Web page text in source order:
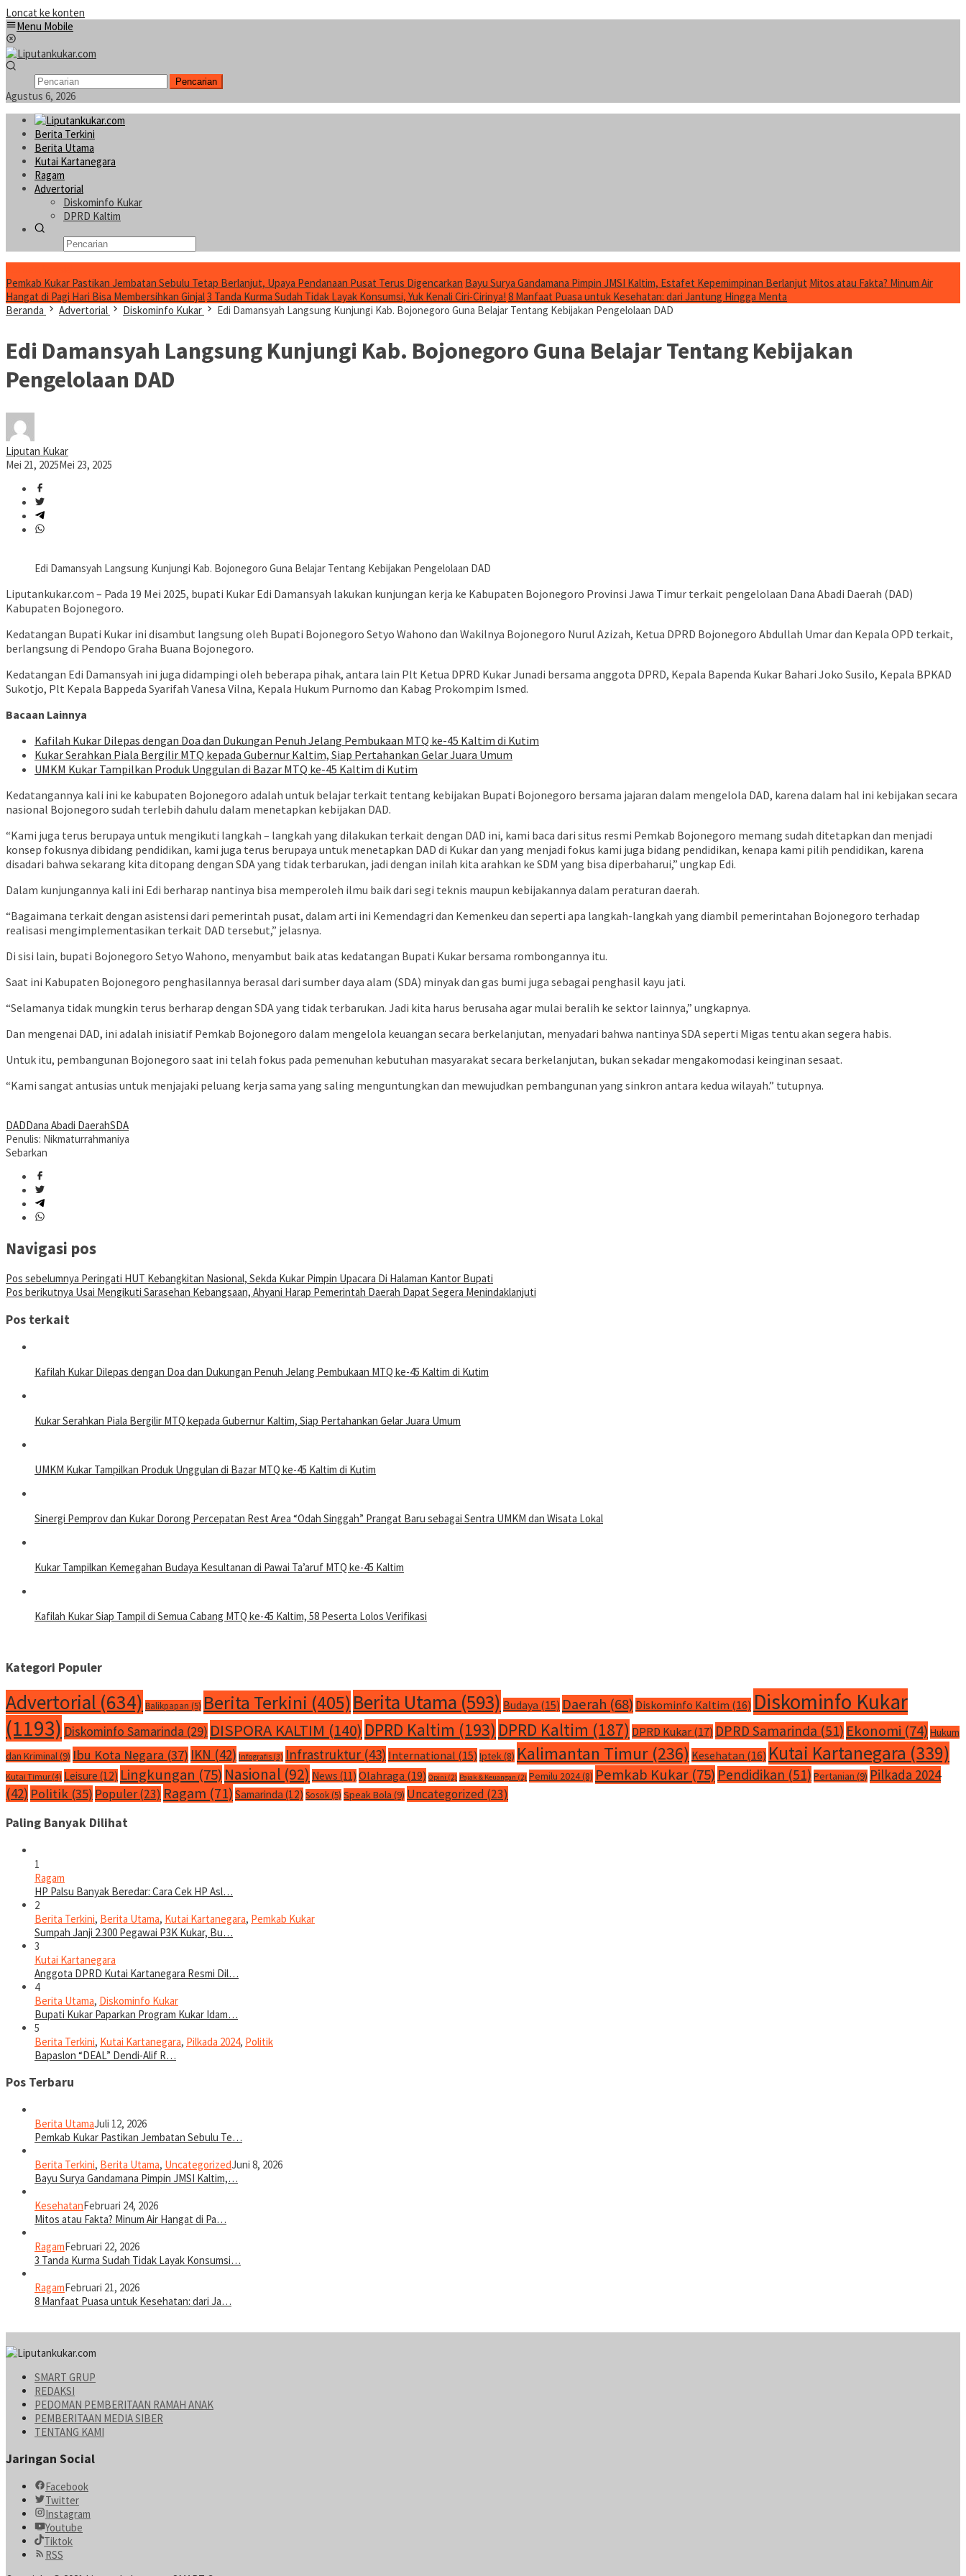
Loncat ke konten
Menu Mobile
Pencarian
Agustus 6, 2026
Berita Terkini
Berita Utama
Kutai Kartanegara
Ragam
Advertorial
Diskominfo Kukar
DPRD Kaltim
Pemkab Kukar Pastikan Jembatan Sebulu Tetap Berlanjut, Upaya Pendanaan Pusat Terus Digencarkan Bayu Surya Gandamana Pimpin JMSI Kaltim, Estafet Kepemimpinan Berlanjut Mitos atau Fakta? Minum Air
Hangat di Pagi Hari Bisa Membersihkan Ginjal3 Tanda Kurma Sudah Tidak Layak Konsumsi, Yuk Kenali Ciri-Cirinya! 8 Manfaat Puasa untuk Kesehatan: dari Jantung Hingga Menta
Beranda
Advertorial Diskominfo Kukar Edi Damansyah Langsung Kunjungi Kab. Bojonegoro Guna Belajar Tentang Kebijakan Pengelolaan DAD
Edi Damansyah Langsung Kunjungi Kab. Bojonegoro Guna Belajar Tentang Kebijakan
Pengelolaan DAD
Liputan Kukar
Mei 21, 2025Mei 23, 2025
Edi Damansyah Langsung Kunjungi Kab. Bojonegoro Guna Belajar Tentang Kebijakan Pengelolaan DAD
Liputankukar.com – Pada 19 Mei 2025, bupati Kukar Edi Damansyah lakukan kunjungan kerja ke Kabupaten Bojonegoro Provinsi Jawa Timur terkait pengelolaan Dana Abadi Daerah (DAD)
Kabupaten Bojonegoro.
Kedatangan Bupati Kukar ini disambut langsung oleh Bupati Bojonegoro Setyo Wahono dan Wakilnya Bojonegoro Nurul Azizah, Ketua DPRD Bojonegoro Abdullah Umar dan Kepala OPD terkait,
berlangsung di Pendopo Graha Buana Bojonegoro.
Kedatangan Edi Damansyah ini juga didampingi oleh beberapa pihak, antara lain Plt Ketua DPRD Kukar Junadi bersama anggota DPRD, Kepala Bapenda Kukar Bahari Joko Susilo, Kepala BPKAD
Sukotjo, Plt Kepala Bappeda Syarifah Vanesa Vilna, Kepala Hukum Purnomo dan Kabag Prokompim Ismed.
Bacaan Lainnya
Kafilah Kukar Dilepas dengan Doa dan Dukungan Penuh Jelang Pembukaan MTQ ke-45 Kaltim di Kutim
Kukar Serahkan Piala Bergilir MTQ kepada Gubernur Kaltim, Siap Pertahankan Gelar Juara Umum
UMKM Kukar Tampilkan Produk Unggulan di Bazar MTQ ke-45 Kaltim di Kutim
Kedatangannya kali ini ke kabupaten Bojonegoro adalah untuk belajar terkait tentang kebijakan Bupati Bojonegoro bersama jajaran dalam mengelola DAD, karena dalam hal ini kebijakan secara
nasional Bojonegoro sudah terlebih dahulu dalam menetapkan kebijakan DAD.
“Kami juga terus berupaya untuk mengikuti langkah – langkah yang dilakukan terkait dengan DAD ini, kami baca dari situs resmi Pemkab Bojonegoro memang sudah ditetapkan dan menjadi
konsep fokusnya dibidang pendidikan, kami juga terus berupaya untuk menetapkan DAD di Kukar dan yang menjadi fokus kami juga bidang pendidikan, kenapa kami pilih pendidikan, karena
disadari bahwa sekarang kita ditopang dengan SDA yang tidak terbarukan, jadi dengan inilah kita arahkan ke SDM yang bisa diperbaharui,” ungkap Edi.
Dalam kunjungannya kali ini Edi berharap nantinya bisa memperoleh ilmu baik dari segi teknis maupun kebijakannya dalam peraturan daerah.
“Bagaimana terkait dengan asistensi dari pemerintah pusat, dalam arti ini Kemendagri dan Kemenkeu dan seperti apa langkah-langkah yang diambil pemerintahan Bojonegoro terhadap
realisasi mengimplementasikan terkait DAD tersebut,” jelasnya.
Di sisi lain, bupati Bojonegoro Setyo Wahono, menyambut baik atas kedatangan Bupati Kukar bersama rombongannya itu.
Saat ini Kabupaten Bojonegoro penghasilannya berasal dari sumber daya alam (SDA) minyak dan gas bumi juga sebagai penghasil kayu jati.
“Selamanya tidak mungkin terus berharap dengan SDA yang tidak terbarukan. Jadi kita harus berusaha agar mulai beralih ke sektor lainnya,” ungkapnya.
Dan mengenai DAD, ini adalah inisiatif Pemkab Bojonegoro dalam mengelola keuangan secara berkelanjutan, menyadari bahwa nantinya SDA seperti Migas tentu akan segera habis.
Untuk itu, pembangunan Bojonegoro saat ini telah fokus pada pemenuhan kebutuhan masyarakat secara berkelanjutan, bukan sekadar mengakomodasi keinginan sesaat.
“Kami sangat antusias untuk menjajaki peluang kerja sama yang saling menguntungkan dan mewujudkan pembangunan yang sinkron antara kedua wilayah.” tutupnya.
DADDana Abadi DaerahSDA
Penulis: Nikmaturrahmaniya
Sebarkan
Navigasi pos
Pos sebelumnya Peringati HUT Kebangkitan Nasional, Sekda Kukar Pimpin Upacara Di Halaman Kantor Bupati
Pos berikutnya Usai Mengikuti Sarasehan Kebangsaan, Ahyani Harap Pemerintah Daerah Dapat Segera Menindaklanjuti
Pos terkait
Kafilah Kukar Dilepas dengan Doa dan Dukungan Penuh Jelang Pembukaan MTQ ke-45 Kaltim di Kutim
Kukar Serahkan Piala Bergilir MTQ kepada Gubernur Kaltim, Siap Pertahankan Gelar Juara Umum
UMKM Kukar Tampilkan Produk Unggulan di Bazar MTQ ke-45 Kaltim di Kutim
Sinergi Pemprov dan Kukar Dorong Percepatan Rest Area “Odah Singgah” Prangat Baru sebagai Sentra UMKM dan Wisata Lokal
Kukar Tampilkan Kemegahan Budaya Kesultanan di Pawai Ta’aruf MTQ ke-45 Kaltim
Kafilah Kukar Siap Tampil di Semua Cabang MTQ ke-45 Kaltim, 58 Peserta Lolos Verifikasi
Kategori Populer
Advertorial (634) Balikpapan (5) Berita Terkini (405)Berita Utama (593) Budaya (15) Daerah (68) Diskominfo Kaltim (16) Diskominfo Kukar
(1193) Diskominfo Samarinda (29) DISPORA KALTIM (140) DPRD Kaltim (193) DPRD Kaltim (187) DPRD Kukar (17) DPRD Samarinda (51) Ekonomi (74) Hukum
dan Kriminal(9) Ibu Kota Negara (37) IKN (42) Infografis (3) Infrastruktur (43) International (15) Iptek(8) Kalimantan Timur (236) Kesehatan (16) Kutai Kartanegara (339)
Kutai Timur (4) Leisure (12) Lingkungan (75) Nasional (92) News (11) Olahraga (19) Opini (2) Pajak & Keuangan (2) Pemilu 2024(8) Pemkab Kukar (75) Pendidikan (51) Pertanian (9) Pilkada 2024
(42) Politik (35) Populer(23) Ragam (71) Samarinda (12) Sosok(5) Speak Bola (9) Uncategorized (23)
Paling Banyak Dilihat
1
Ragam
HP Palsu Banyak Beredar: Cara Cek HP Asl…
2
Berita Terkini, Berita Utama, Kutai Kartanegara, Pemkab Kukar
Sumpah Janji 2.300 Pegawai P3K Kukar, Bu…
3
Kutai Kartanegara
Anggota DPRD Kutai Kartanegara Resmi Dil…
4
Berita Utama, Diskominfo Kukar
Bupati Kukar Paparkan Program Kukar Idam…
5
Berita Terkini, Kutai Kartanegara, Pilkada 2024, Politik
Bapaslon “DEAL” Dendi-Alif R…
Pos Terbaru
Berita UtamaJuli 12, 2026
Pemkab Kukar Pastikan Jembatan Sebulu Te…
Berita Terkini, Berita Utama, UncategorizedJuni 8, 2026
Bayu Surya Gandamana Pimpin JMSI Kaltim,…
KesehatanFebruari 24, 2026
Mitos atau Fakta? Minum Air Hangat di Pa…
RagamFebruari 22, 2026
3 Tanda Kurma Sudah Tidak Layak Konsumsi…
RagamFebruari 21, 2026
8 Manfaat Puasa untuk Kesehatan: dari Ja…
SMART GRUP
REDAKSI
PEDOMAN PEMBERITAAN RAMAH ANAK
PEMBERITAAN MEDIA SIBER
TENTANG KAMI
Jaringan Social
Facebook
Twitter
Instagram
Youtube
Tiktok
RSS